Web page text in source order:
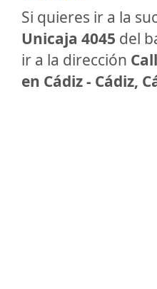
Si quieres ir a la
Unicaja 4045 del
ir a la dirección
en Cádiz - Cádiz,